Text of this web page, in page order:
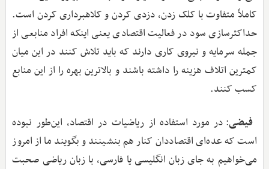
کاملاً متفاوت با کلک زدن، دزدی کردن و کلاهبرداری کردن است.
حداکثرسازی سود در فعالیت اقتصادی یعنی اینکه افراد منابعی از
جمله سرمایه و نیروی کاری دارند که باید تلاش کنند در این میان
کمترین اتلاف هزینه را داشته باشند و بالاترین بهره را از این منابع
کسب کنند.
فیضی: در مورد استفاده از ریاضیات در اقتصاد، این‌طور نبوده
است که عده‌ای اقتصاددان کنار هم بنشینند و بگویند ما از امروز
می‌خواهیم به جای زبان انگلیسی یا فارسی، با زبان ریاضی صحبت